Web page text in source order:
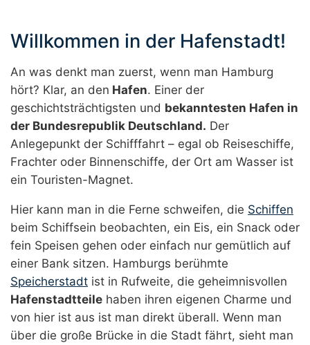
Willkommen in der Hafenstadt!
An was denkt man zuerst, wenn man Hamburg
hört? Klar, an den Hafen. Einer der
geschichtsträchtigsten und bekanntesten Hafen in
der Bundesrepublik Deutschland. Der
Anlegepunkt der Schifffahrt – egal ob Reiseschiffe,
Frachter oder Binnenschiffe, der Ort am Wasser ist
ein Touristen-Magnet.
Hier kann man in die Ferne schweifen, die Schiffen
beim Schiffsein beobachten, ein Eis, ein Snack oder
fein Speisen gehen oder einfach nur gemütlich auf
einer Bank sitzen. Hamburgs berühmte
Speicherstadt ist in Rufweite, die geheimnisvollen
Hafenstadtteile haben ihren eigenen Charme und
von hier ist aus ist man direkt überall. Wenn man
über die große Brücke in die Stadt fährt, sieht man